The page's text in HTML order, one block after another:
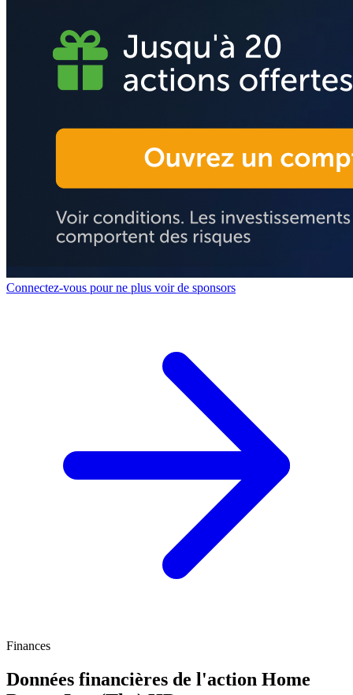
Connectez-vous pour ne plus voir de sponsors
Finances
Données financières de l'action Home